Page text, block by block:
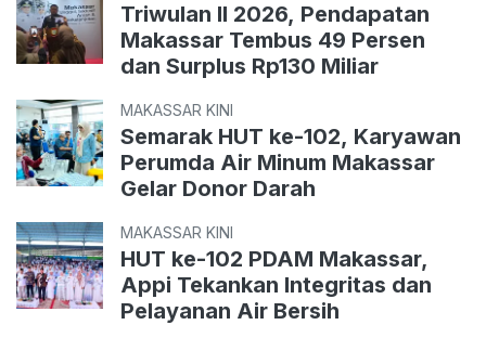
Triwulan II 2026, Pendapatan
Makassar Tembus 49 Persen
dan Surplus Rp130 Miliar
MAKASSAR KINI
Semarak HUT ke-102, Karyawan
Perumda Air Minum Makassar
Gelar Donor Darah
MAKASSAR KINI
HUT ke-102 PDAM Makassar,
Appi Tekankan Integritas dan
Pelayanan Air Bersih